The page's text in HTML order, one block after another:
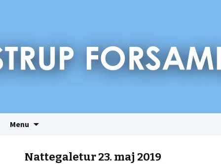
Menu
Nattegaletur 23. maj 2019